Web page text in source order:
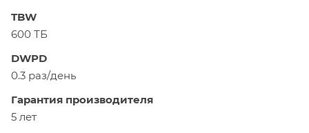
TBW
600 ТБ
DWPD
0.3 раз/день
Гарантия производителя
5 лет